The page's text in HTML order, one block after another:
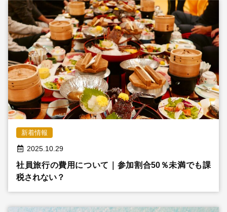
企業理念
お客様の声
事務所案内
コラム
採用情報
新着情報
2025.10.29
社員旅行の費用について｜参加割合50％未満でも課
税されない？